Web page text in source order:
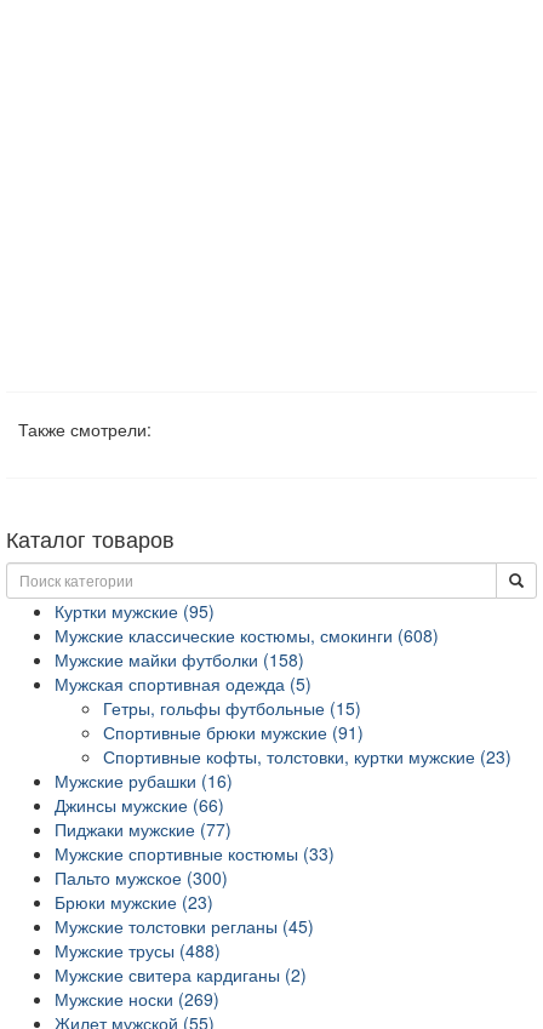
Также смотрели:
Каталог товаров
Куртки мужские (95)
Мужские классические костюмы, смокинги (608)
Мужские майки футболки (158)
Мужская спортивная одежда (5)
Гетры, гольфы футбольные (15)
Спортивные брюки мужские (91)
Спортивные кофты, толстовки, куртки мужские (23)
Мужские рубашки (16)
Джинсы мужские (66)
Пиджаки мужские (77)
Мужские спортивные костюмы (33)
Пальто мужское (300)
Брюки мужские (23)
Мужские толстовки регланы (45)
Мужские трусы (488)
Мужские свитера кардиганы (2)
Мужские носки (269)
Жилет мужской (55)